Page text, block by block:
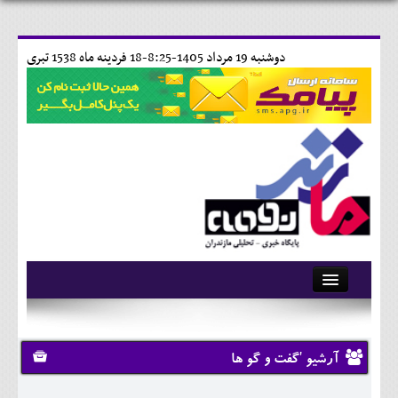
18 فردينه ماه 1538 تبری دوشنبه 19 مرداد 1405-8:25-
آرشیو
تماس با ما
وبلاگ
آرشیو 'گفت و گو ها